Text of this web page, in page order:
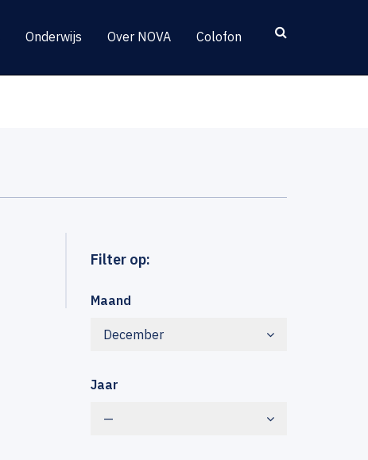
Onderwijs Over NOVA Colofon
Filter op:
Maand
December
Jaar
—